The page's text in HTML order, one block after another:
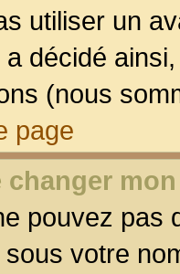
utiliser un
décidé
(nous
page
pouvez pas
votre